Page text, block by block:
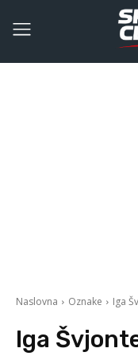
Naslovna Oznake Iga
Iga